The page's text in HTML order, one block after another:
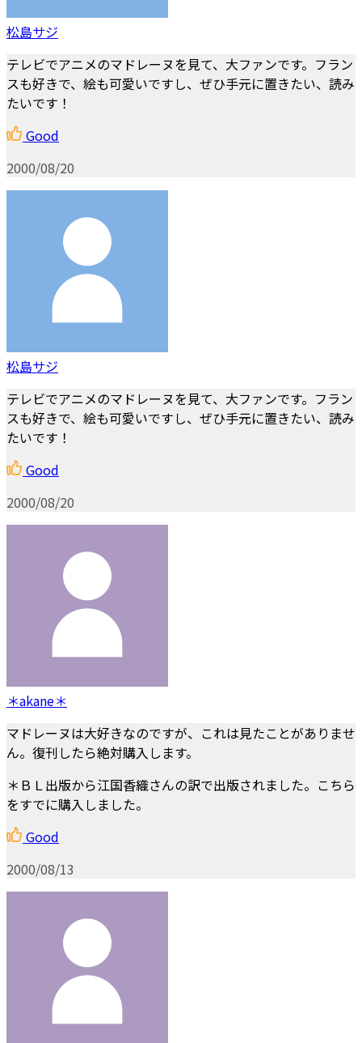
松島サジ
テレビでアニメのマドレーヌを見て、大ファンです。フラン
スも好きで、絵も可愛いですし、ぜひ手元に置きたい、読み
たいです！
Good
2000/08/20
松島サジ
テレビでアニメのマドレーヌを見て、大ファンです。フラン
スも好きで、絵も可愛いですし、ぜひ手元に置きたい、読み
たいです！
Good
2000/08/20
＊akane＊
マドレーヌは大好きなのですが、これは見たことがありませ
ん。復刊したら絶対購入します。
＊ＢＬ出版から江国香織さんの訳で出版されました。こちら
をすでに購入しました。
Good
2000/08/13